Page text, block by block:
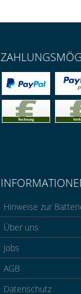
Hinweise zur
Über uns
Jobs
AGB
Datenschutz